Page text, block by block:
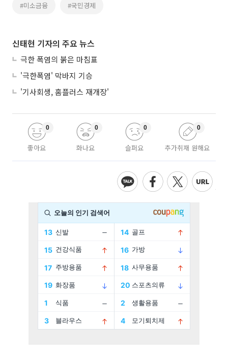
#미소금융 #국민경제
신태현 기자의 주요 뉴스
극한 폭염의 붉은 마침표
'극한폭염' 막바지 기승
'기사회생, 홈플러스 재개장'
좋아요
0
화나요
0
슬퍼요
0
추가취재 원해요
0